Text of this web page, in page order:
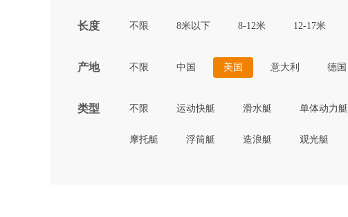
长度 不限 8米以下 8-12米 12-17米
产地 不限 中国 美国 意大利 德国
类型 不限 运动快艇 滑水艇 单体动力艇
摩托艇 浮筒艇 造浪艇 观光艇